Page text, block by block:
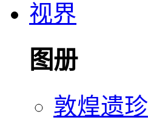
视界
图册
敦煌遗珍